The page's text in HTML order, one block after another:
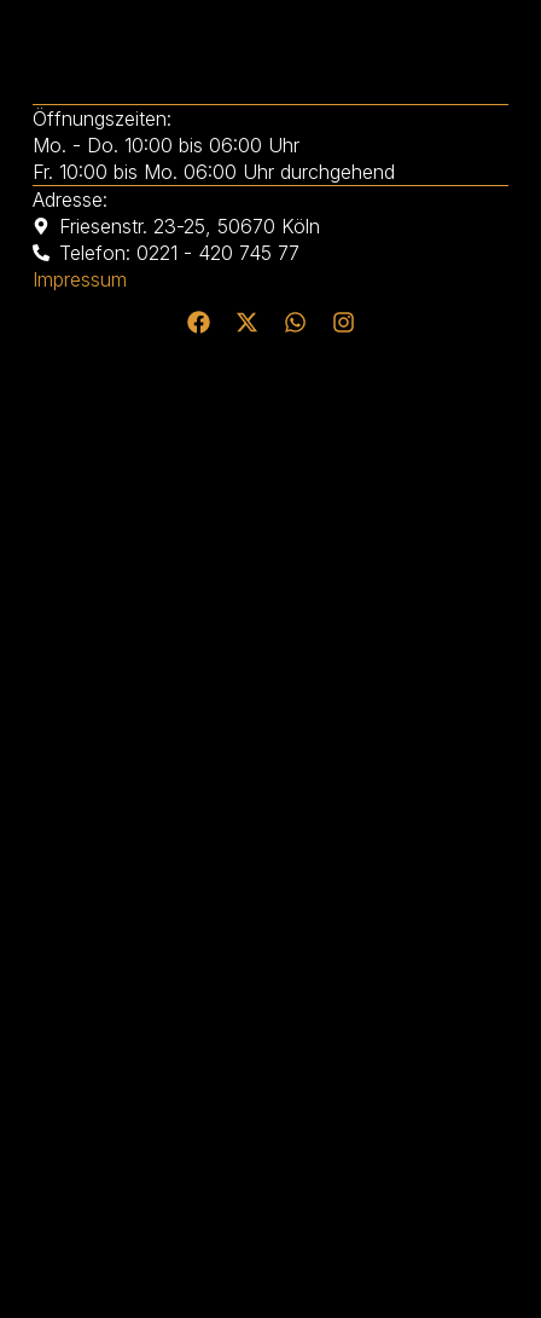
Öffnungszeiten:
Mo. - Do. 10:00 bis 06:00 Uhr
Fr. 10:00 bis Mo. 06:00 Uhr durchgehend
Adresse:
Friesenstr. 23-25, 50670 Köln
Telefon: 0221 - 420 745 77
Impressum